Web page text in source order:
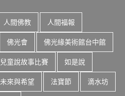
人間佛教 人間福報
佛光會 佛光緣美術館台中館
兒童說故事比賽 如是說
未來與希望 法寶節 滴水坊